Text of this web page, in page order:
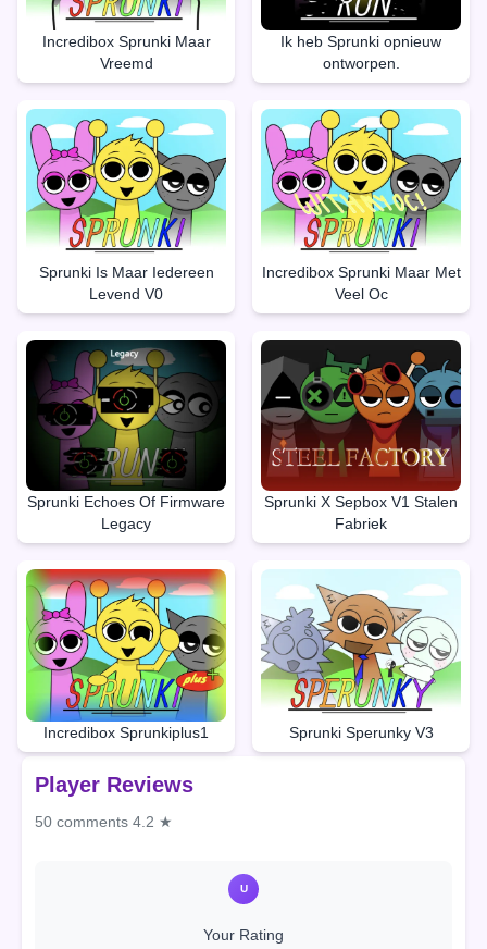
Incredibox Sprunki Maar
Vreemd
Ik heb Sprunki opnieuw
ontworpen.
Sprunki Is Maar Iedereen
Levend V0
Incredibox Sprunki Maar Met
Veel Oc
Sprunki Echoes Of Firmware
Legacy
Sprunki X Sepbox V1 Stalen
Fabriek
Incredibox Sprunkiplus1 Sprunki Sperunky V3
Player Reviews
50 comments 4.2 ★
U
Your Rating